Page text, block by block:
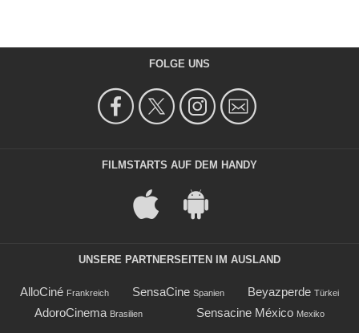
FOLGE UNS
FILMSTARTS AUF DEM HANDY
UNSERE PARTNERSEITEN IM AUSLAND
AlloCiné Frankreich SensaCine Spanien Beyazperde Türkei
AdoroCinema Brasilien Sensacine México Mexiko